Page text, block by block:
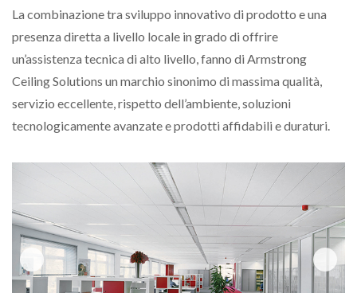
La combinazione tra sviluppo innovativo di prodotto e una
presenza diretta a livello locale in grado di offrire
un’assistenza tecnica di alto livello, fanno di Armstrong
Ceiling Solutions un marchio sinonimo di massima qualità,
servizio eccellente, rispetto dell’ambiente, soluzioni
tecnologicamente avanzate e prodotti affidabili e duraturi.